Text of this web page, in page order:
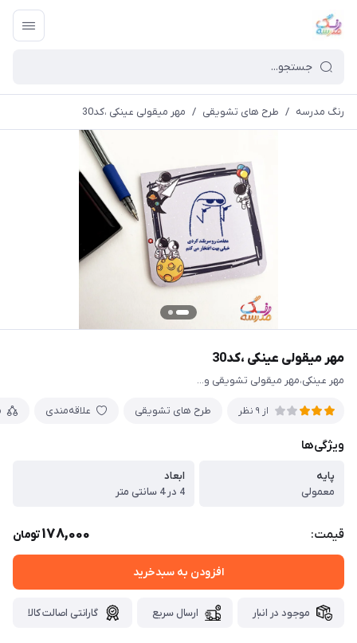
رنگ مدرسه / طرح های تشویقی / مهر میقولی عینکی ،کد30
مهر میقولی عینکی ،کد30
مهر عینکی،مهر میقولی تشویقی و...
از 9 نظر طرح های تشویقی علاقه‌مندی
ویژگی‌ها
پایه
معمولی
ابعاد
4 در 4 سانتی متر
قیمت: 178,000تومان
افزودن به سبدخرید
موجود در انبار ارسال سریع گارانتی اصالت کالا